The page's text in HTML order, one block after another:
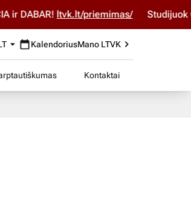
DABAR!ltvk.lt/priemimas/ Studijuok
KalendoriusMano LTVK
Kontaktai